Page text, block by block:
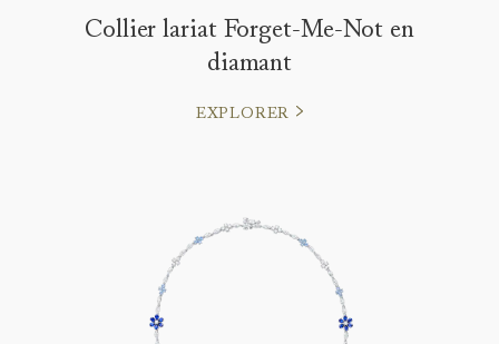
Collier lariat Forget-Me-Not en
diamant
EXPLORER